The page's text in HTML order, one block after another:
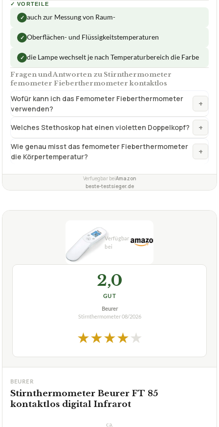
✓ VORTEILE
✓ auch zur Messung von Raum-
✓ Oberflächen- und Flüssigkeitstemperaturen
✓ die Lampe wechselt je nach Temperaturbereich die Farbe
Fragen und Antworten zu Stirnthermometer
femometer Fieberthermometer kontaktlos
Wofür kann ich das Femometer Fieberthermometer
verwenden?
+
Welches Stethoskop hat einen violetten Doppelkopf? +
Wie genau misst das femometer Fieberthermometer
die Körpertemperatur?
+
Verfuegbar beiAmazon
beste-testsieger.de
2,0
GUT
Beurer
Stirnthermometer08/2026
★★★★★
BEURER
Stirnthermometer Beurer FT 85
kontaktlos digital Infrarot
ca.